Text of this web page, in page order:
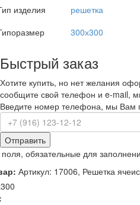
изделия
решетка
300х300
Быстрый заказ
Хотите купить, но нет желания
сообщите свой телефон и e-mail,
Введите номер телефона, мы Вам
Отправить
обязательные для
Артикул: 17006, Решетка